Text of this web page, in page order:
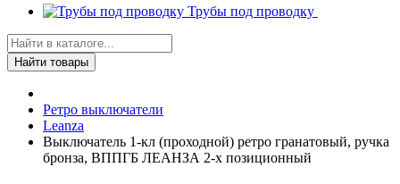
Трубы под проводку
Найти товары
Ретро выключатели
Leanza
Выключатель 1-кл (проходной) ретро гранатовый, ручка
бронза, ВППГБ ЛЕАНЗА 2-х позиционный